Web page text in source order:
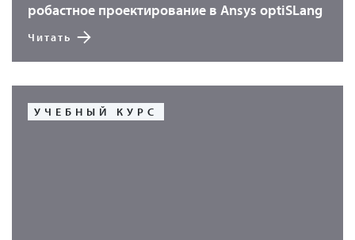
робастное проектирование в Ansys optiSLang
Читать
УЧЕБНЫЙ КУРС